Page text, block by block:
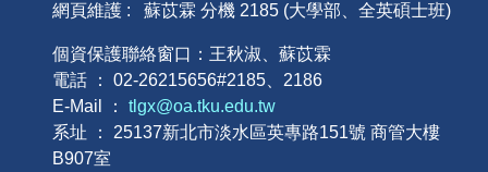
網頁維護 : 蘇苡霖 分機 2185 (大學部、全英碩士班)
個資保護聯絡窗口：王秋淑、蘇苡霖
電話 ： 02-26215656#2185、2186
E-Mail ： tlgx@oa.tku.edu.tw
系址 ： 25137新北市淡水區英專路151號 商管大樓
B907室